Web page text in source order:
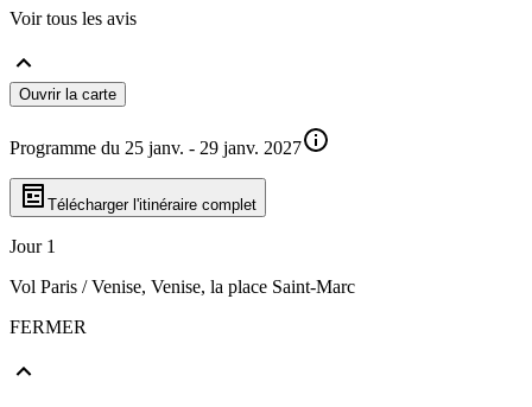
Voir tous les avis
Ouvrir la carte
Programme du 25 janv. - 29 janv. 2027
Télécharger l'itinéraire complet
Jour 1
Vol Paris / Venise, Venise, la place Saint-Marc
FERMER